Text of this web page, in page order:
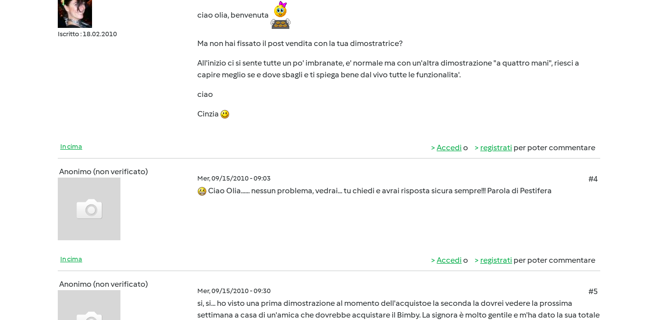
Iscritto : 18.02.2010
ciao olia, benvenuta
Ma non hai fissato il post vendita con la tua dimostratrice?
All'inizio ci si sente tutte un po' imbranate, e' normale ma con un'altra dimostrazione "a quattro mani", riesci a
capire meglio se e dove sbagli e ti spiega bene dal vivo tutte le funzionalita'.
ciao
Cinzia
In cima Accedi o registrati per poter commentare
Anonimo (non verificato)
Mer, 09/15/2010 - 09:03
#4
Ciao Olia...... nessun problema, vedrai... tu chiedi e avrai risposta sicura sempre!!! Parola di Pestifera
In cima Accedi o registrati per poter commentare
Anonimo (non verificato)
Mer, 09/15/2010 - 09:30
#5
si, si... ho visto una prima dimostrazione al momento dell'acquistoe la seconda la dovrei vedere la prossima
settimana a casa di un'amica che dovrebbe acquistare il Bimby. La signora è molto gentile e m'ha dato la sua totale